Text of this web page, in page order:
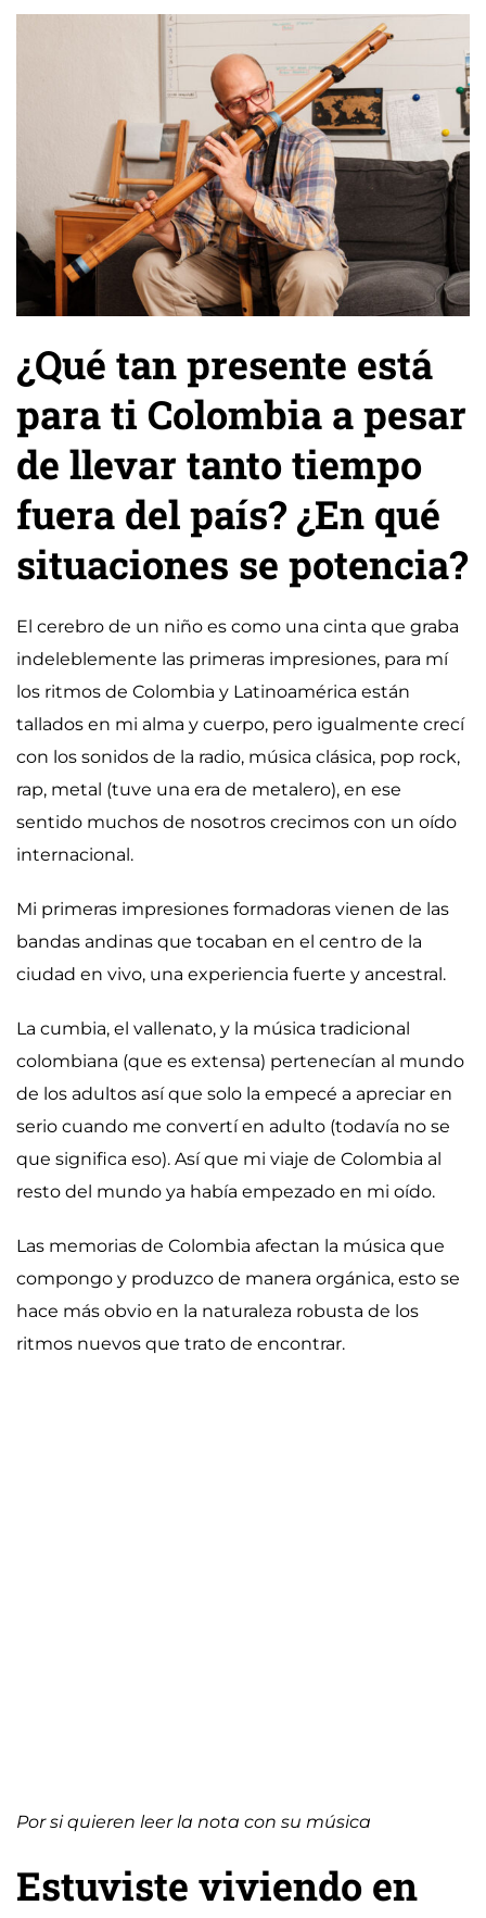
¿Qué tan presente está
para ti Colombia a pesar
de llevar tanto tiempo
fuera del país? ¿En qué
situaciones se potencia?
El cerebro de un niño es como una cinta que graba
indeleblemente las primeras impresiones, para mí
los ritmos de Colombia y Latinoamérica están
tallados en mi alma y cuerpo, pero igualmente crecí
con los sonidos de la radio, música clásica, pop rock,
rap, metal (tuve una era de metalero), en ese
sentido muchos de nosotros crecimos con un oído
internacional.
Mi primeras impresiones formadoras vienen de las
bandas andinas que tocaban en el centro de la
ciudad en vivo, una experiencia fuerte y ancestral.
La cumbia, el vallenato, y la música tradicional
colombiana (que es extensa) pertenecían al mundo
de los adultos así que solo la empecé a apreciar en
serio cuando me convertí en adulto (todavía no se
que significa eso). Así que mi viaje de Colombia al
resto del mundo ya había empezado en mi oído.
Las memorias de Colombia afectan la música que
compongo y produzco de manera orgánica, esto se
hace más obvio en la naturaleza robusta de los
ritmos nuevos que trato de encontrar.
Por si quieren leer la nota con su música
Estuviste viviendo en